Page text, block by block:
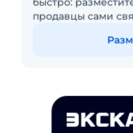
продавцы сами